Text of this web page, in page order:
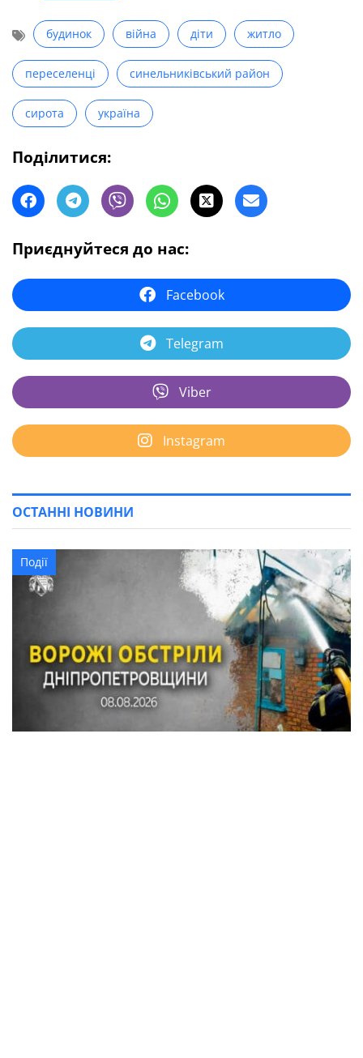
будинок війна діти житло
переселенці синельниківський район
сирота україна
Поділитися:
Приєднуйтеся до нас:
Facebook
Telegram
Viber
Instagram
ОСТАННІ НОВИНИ
Події